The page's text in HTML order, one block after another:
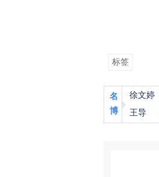
标签
名
博
徐文婷
王导